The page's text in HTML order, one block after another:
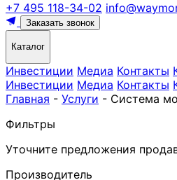
+7 495 118-34-02
Заказать звонок
Каталог
Инвестиции Медиа Контакты
Инвестиции Медиа Контакты
Главная - Услуги - Система
Фильтры
Уточните предложения
Производитель